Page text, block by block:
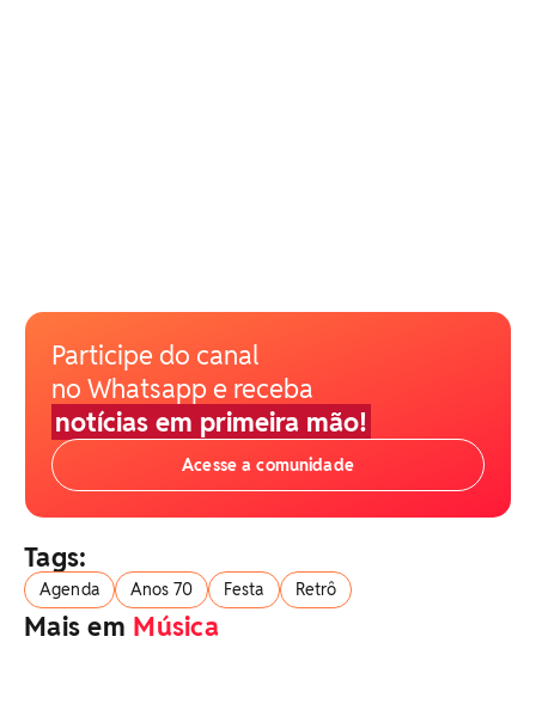
Participe do canal
no Whatsapp e receba
notícias em primeira mão!
Acesse a comunidade
Tags:
Agenda Anos 70 Festa Retrô
Mais em Música